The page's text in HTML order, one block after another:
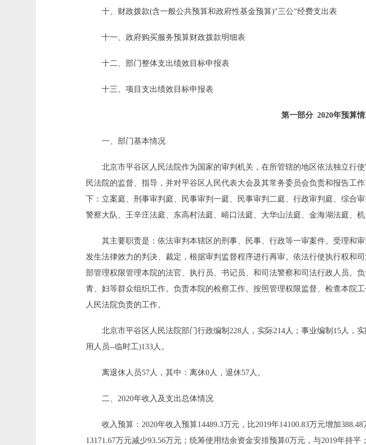
十、财政拨款(含一般公共预算和政府性基金预算)"三公"经费支出表
十一、政府购买服务预算财政拨款明细表
十二、部门整体支出绩效目标申报表
十三、项目支出绩效目标申报表
第一部分 2020年预算
一、部门基本情况
北京市平谷区人民法院作为国家的审判机关，在所管辖的地区依法独立行使
民法院的监督、指导，并对平谷区人民代表大会及其常务委员会负责和报告工
下：立案庭、刑事审判庭、民事审判一庭、民事审判二庭、行政审判庭、综合
警察大队、王辛庄法庭、东高村法庭、峪口法庭、大华山法庭、金海湖法庭、机
其主要职责是：依法审判本辖区的刑事、民事、行政等一审案件。受理和
发生法律效力的判决、裁定，根据审判监督程序进行再审。依法行使执行权和
部管理权限管理本院的法官、执行员、书记员、和司法警察和司法行政人员。
青、妇等群众组织工作。负责本院的检察工作。按照管理权限监督、检查本院
人民法院负责的工作。
北京市平谷区人民法院部门行政编制228人，实际214人；事业编制15人，
用人员--临时工)133人。
离退休人员57人，其中：离休0人，退休57人。
二、2020年收入及支出总体情况
收入预算：2020年收入预算14489.3万元，比2019年14100.83万元增加388.48
13171.67万元减少93.56万元；统筹使用结余资金安排预算0万元，与2019年持平